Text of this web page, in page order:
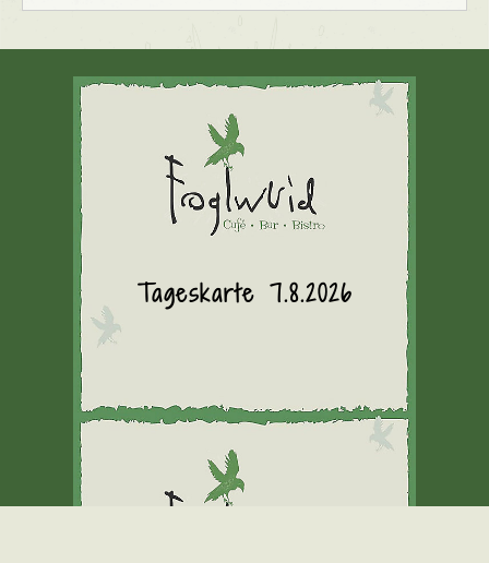
Tageskarte 7.8.2026